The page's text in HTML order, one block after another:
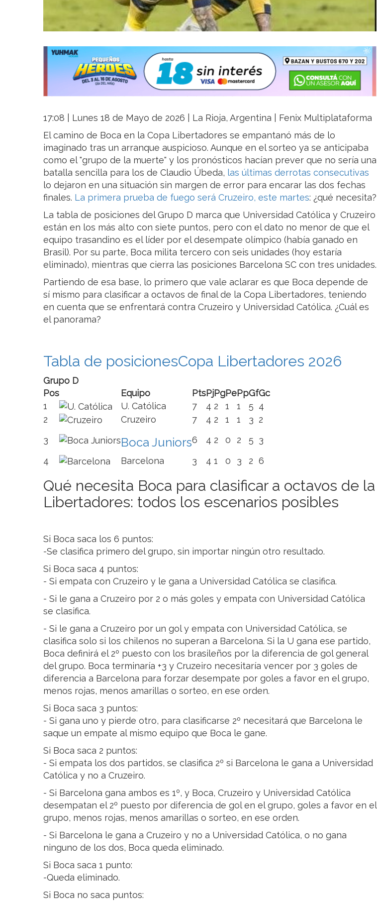
17:08 | Lunes 18 de Mayo de 2026 | La Rioja, Argentina | Fenix Multiplataforma
El camino de Boca en la Copa Libertadores se empantanó más de lo
imaginado tras un arranque auspicioso. Aunque en el sorteo ya se anticipaba
como el "grupo de la muerte" y los pronósticos hacían prever que no sería una
batalla sencilla para los de Claudio Úbeda, las últimas derrotas consecutivas
lo dejaron en una situación sin margen de error para encarar las dos fechas
finales. La primera prueba de fuego será Cruzeiro, este martes: ¿qué necesita?
La tabla de posiciones del Grupo D marca que Universidad Católica y Cruzeiro
están en los más alto con siete puntos, pero con el dato no menor de que el
equipo trasandino es el líder por el desempate olímpico (había ganado en
Brasil). Por su parte, Boca milita tercero con seis unidades (hoy estaría
eliminado), mientras que cierra las posiciones Barcelona SC con tres unidades.
Partiendo de esa base, lo primero que vale aclarar es que Boca depende de
sí mismo para clasificar a octavos de final de la Copa Libertadores, teniendo
en cuenta que se enfrentará contra Cruzeiro y Universidad Católica. ¿Cuál es
el panorama?
Tabla de posicionesCopa Libertadores 2026
Grupo D
Pos
Equipo PtsPjPgPePpGfGc
1
U. Católica 7 4 2 1 1 5 4
2
Cruzeiro 7 4 2 1 1 3 2
3
Boca Juniors6 4 2 0 2 5 3
4
Barcelona 3 4 1 0 3 2 6
Qué necesita Boca para clasificar a octavos de la
Libertadores: todos los escenarios posibles
Si Boca saca los 6 puntos:
-Se clasifica primero del grupo, sin importar ningún otro resultado.
Si Boca saca 4 puntos:
- Si empata con Cruzeiro y le gana a Universidad Católica se clasifica.
- Si le gana a Cruzeiro por 2 o más goles y empata con Universidad Católica
se clasifica.
- Si le gana a Cruzeiro por un gol y empata con Universidad Católica, se
clasifica solo si los chilenos no superan a Barcelona. Si la U gana ese partido,
Boca definirá el 2º puesto con los brasileños por la diferencia de gol general
del grupo. Boca terminaría +3 y Cruzeiro necesitaría vencer por 3 goles de
diferencia a Barcelona para forzar desempate por goles a favor en el grupo,
menos rojas, menos amarillas o sorteo, en ese orden.
Si Boca saca 3 puntos:
- Si gana uno y pierde otro, para clasificarse 2º necesitará que Barcelona le
saque un empate al mismo equipo que Boca le gane.
Si Boca saca 2 puntos:
- Si empata los dos partidos, se clasifica 2º si Barcelona le gana a Universidad
Católica y no a Cruzeiro.
- Si Barcelona gana ambos es 1º, y Boca, Cruzeiro y Universidad Católica
desempatan el 2º puesto por diferencia de gol en el grupo, goles a favor en el
grupo, menos rojas, menos amarillas o sorteo, en ese orden.
- Si Barcelona le gana a Cruzeiro y no a Universidad Católica, o no gana
ninguno de los dos, Boca queda eliminado.
Si Boca saca 1 punto:
-Queda eliminado.
Si Boca no saca puntos: